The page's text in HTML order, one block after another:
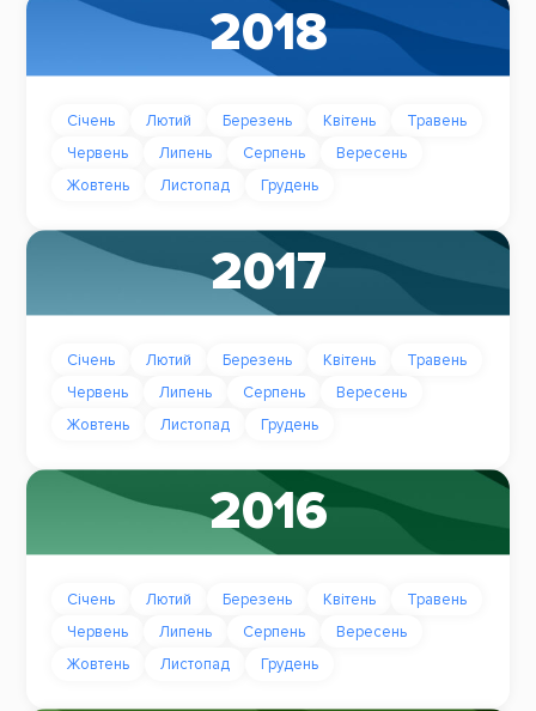
2018
Січень Лютий Березень Квітень
Травень
Червень
Липень Серпень
Вересень
Жовтень
Листопад Грудень
2017
Січень Лютий Березень Квітень
Травень
Червень
Липень Серпень
Вересень
Жовтень
Листопад Грудень
2016
Січень Лютий Березень Квітень
Травень
Червень
Липень Серпень
Вересень
Жовтень
Листопад Грудень